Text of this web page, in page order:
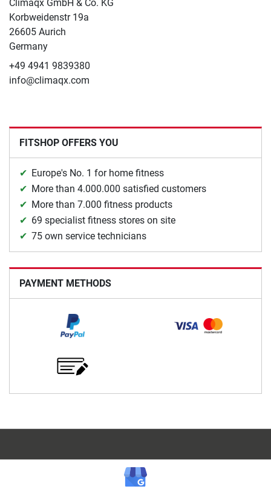
Climaqx GmbH & Co. KG
Korbweidenstr 19a
26605 Aurich
Germany
+49 4941 9839380
info@climaqx.com
FITSHOP OFFERS YOU
Europe's No. 1 for home fitness
More than 4.000.000 satisfied customers
More than 7.000 fitness products
69 specialist fitness stores on site
75 own service technicians
PAYMENT METHODS